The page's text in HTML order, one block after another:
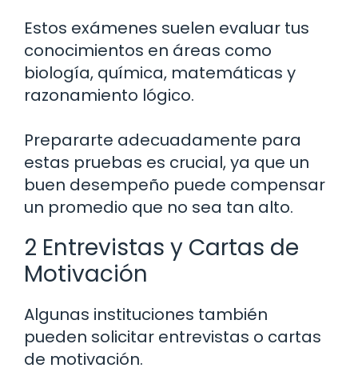
Estos exámenes suelen evaluar tus
conocimientos en áreas como
biología, química, matemáticas y
razonamiento lógico.
Prepararte adecuadamente para
estas pruebas es crucial, ya que un
buen desempeño puede compensar
un promedio que no sea tan alto.
2 Entrevistas y Cartas de
Motivación
Algunas instituciones también
pueden solicitar entrevistas o cartas
de motivación.